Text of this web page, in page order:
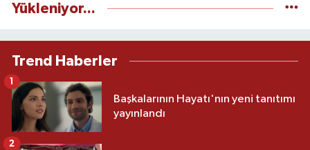
Yükleniyor...
Trend Haberler
Başkalarının Hayatı'nın yeni tanıtımı
yayınlandı
1
2